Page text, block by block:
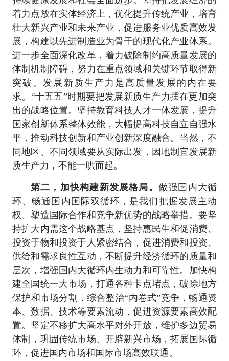
着力点放在实体经济上，优化提升传统产业，培育
壮大新兴产业和未来产业，促进服务业优质高效发
展，构建以先进制造业为骨干的现代化产业体系。
进一步全面深化改革，着力破除制约高质量发展的
体制机制障碍，努力在重点领域和关键环节取得新
突破。发展新质生产力是高质量发展的内在要
求。“十五五”时期要把发展新质生产力摆在更加突
出的战略位置。坚持教育科技人才一体发展，提升
国家创新体系整体效能，大幅提高科技自立自强水
平，推动科技创新和产业创新深度融合。当然，不
同地区、不同领域要从实际出发，因地制宜发展新
质生产力，不能一哄而起。
第二，加快构建新发展格局。 做强国内大循
环、畅通国内国际双循环，是我们把握发展主动
权、塑造国际合作和竞争新优势的战略举措。要坚
持扩大内需这个战略基点，坚持惠民生和促消费、
投资于物和投资于人紧密结合，促进消费和投资、
供给和需求良性互动，不断提升经济循环的质量和
层次，增强国内大循环内生动力和可靠性。加快构
建全国统一大市场，打通各种卡点堵点，破除地方
保护和市场分割，综合整治“内卷式”竞争，畅通资
本、数据、技术等要素流动，促进资源要素高效配
置。坚定不移扩大高水平对外开放，维护多边贸易
体制，巩固传统市场、开辟新兴市场，拓展国际循
环，促进国内市场和国际市场高效联通。